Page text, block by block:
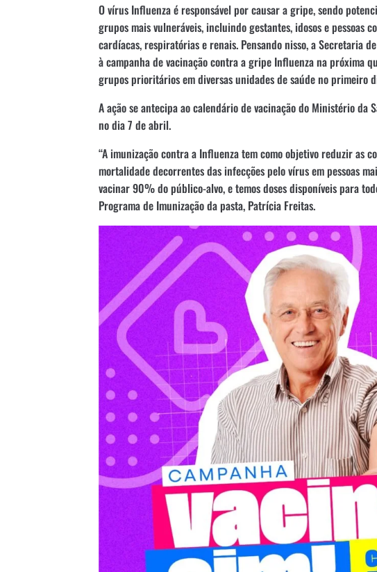
O vírus Influenza é responsável por causar a gripe, sendo
grupos mais vulneráveis, incluindo gestantes, idosos e pessoas
cardíacas, respiratórias e renais. Pensando nisso, a Secretaria
à campanha de vacinação contra a gripe Influenza na próxima
grupos prioritários em diversas unidades de saúde no primeiro
A ação se antecipa ao calendário de vacinação do Ministério da
no dia 7 de abril.
“A imunização contra a Influenza tem como objetivo reduzir as
mortalidade decorrentes das infecções pelo vírus em pessoas
vacinar 90% do público-alvo, e temos doses disponíveis para
Programa de Imunização da pasta, Patrícia Freitas.